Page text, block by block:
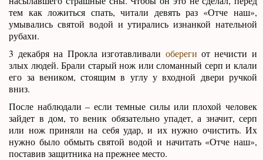
тем как ложиться спать, читали девять раз «Отче наш»,
умывались святой водой и утирались изнанкой нательной
рубахи.
3 декабря на Прокла изготавливали обереги от нечисти и
злых людей. Брали старый нож или сломанный серп и клали
его за веником, стоящим в углу у входной двери ручкой
вниз.
После наблюдали – если темные силы или плохой человек
зайдет в дом, то веник обязательно упадет, а значит, серп
или нож приняли на себя удар, и их нужно очистить. Их
нужно было обмыть святой водой и начитать «Отче наш»,
поставив защитника на прежнее место.